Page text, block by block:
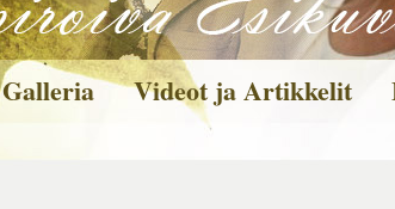
Galleria Videot ja Artikkelit